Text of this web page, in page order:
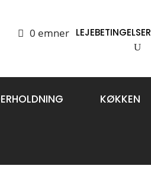
0 emner LEJEBETINGELSER
KØKKEN